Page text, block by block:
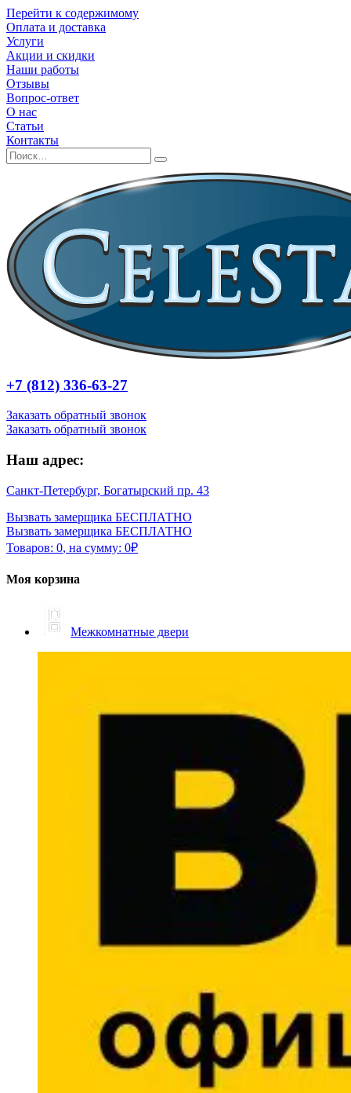
Перейти к содержимому
Оплата и доставка
Услуги
Акции и скидки
Наши работы
Отзывы
Вопрос-ответ
О нас
Статьи
Контакты
+7 (812) 336-63-27
Заказать обратный звонок
Заказать обратный звонок
Наш адрес:
Санкт-Петербург, Богатырский пр. 43
Вызвать замерщика БЕСПЛАТНО
Вызвать замерщика БЕСПЛАТНО
Товаров: 0, на сумму: 0₽
Моя корзина
Межкомнатные двери